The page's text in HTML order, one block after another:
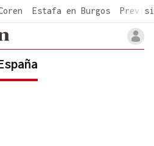
Estafa en Burgos